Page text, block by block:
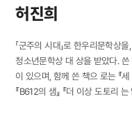
허진희
「군주의 시대」로 한우리문학상
청소년문학상 대 상을 받았다. 쓴
이 있으며, 함께 쓴 책으 로는 『세
『B612의 샘』 『더 이상 도토리